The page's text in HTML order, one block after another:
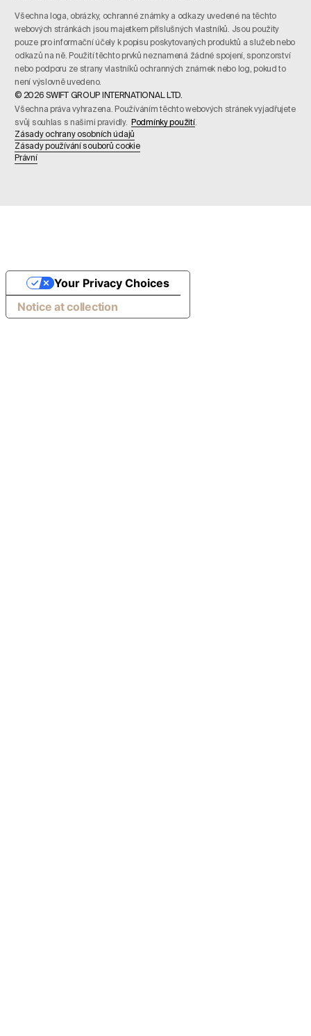
Všechna loga, obrázky, ochranné známky a odkazy uvedené na těchto
webových stránkách jsou majetkem příslušných vlastníků. Jsou použity
pouze pro informační účely k popisu poskytovaných produktů a služeb nebo
odkazů na ně. Použití těchto prvků neznamená žádné spojení, sponzorství
nebo podporu ze strany vlastníků ochranných známek nebo log, pokud to
není výslovně uvedeno.
© 2026 SWIFT GROUP INTERNATIONAL LTD.
Všechna práva vyhrazena. Používáním těchto webových stránek vyjadřujete
svůj souhlas s našimi pravidly. Podmínky použití.
Zásady ochrany osobních údajů
Zásady používání souborů cookie
Právní
Notice at collection
Your Privacy Choices